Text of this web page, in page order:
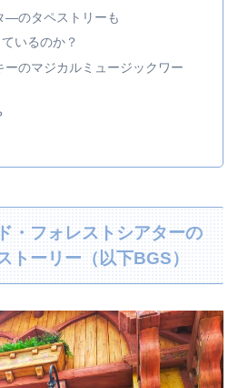
―のタペストリーも
いるのか？
ーのマジカルミュージックワー
・フォレストシアターの
トーリー（以下BGS）